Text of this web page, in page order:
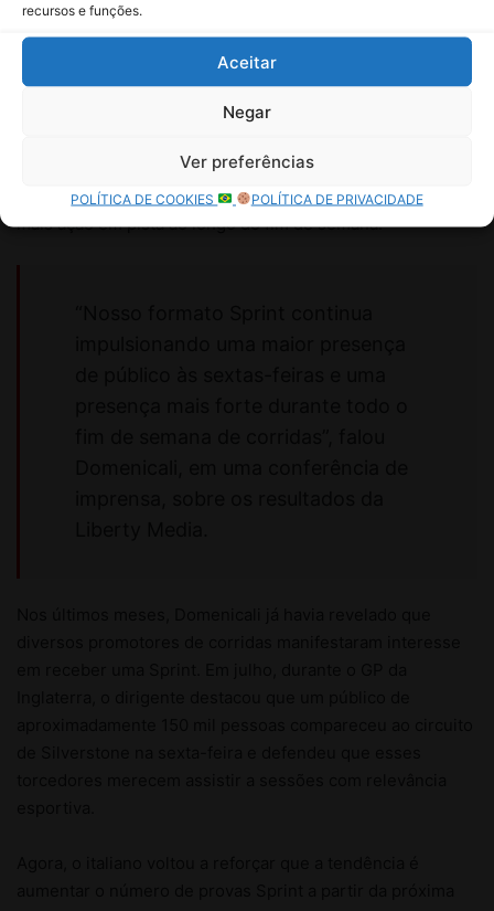
recursos e funções.
Aceitar
Negar
Ver preferências
POLÍTICA DE COOKIES POLÍTICA DE PRIVACIDADE